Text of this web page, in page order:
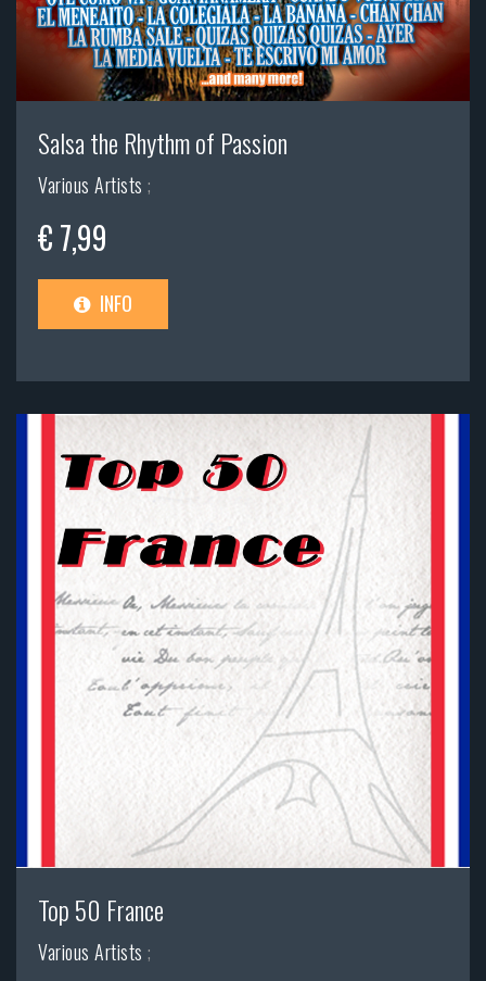
Salsa the Rhythm of Passion
Various Artists ;
€ 7,99
INFO
Top 50 France
Various Artists ;